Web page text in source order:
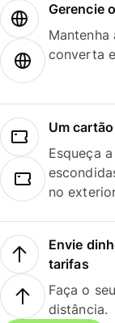
Gerencie
Mantenha
converta
Um
Esqueça
no
Envie
tarifas
Faça o
distância.